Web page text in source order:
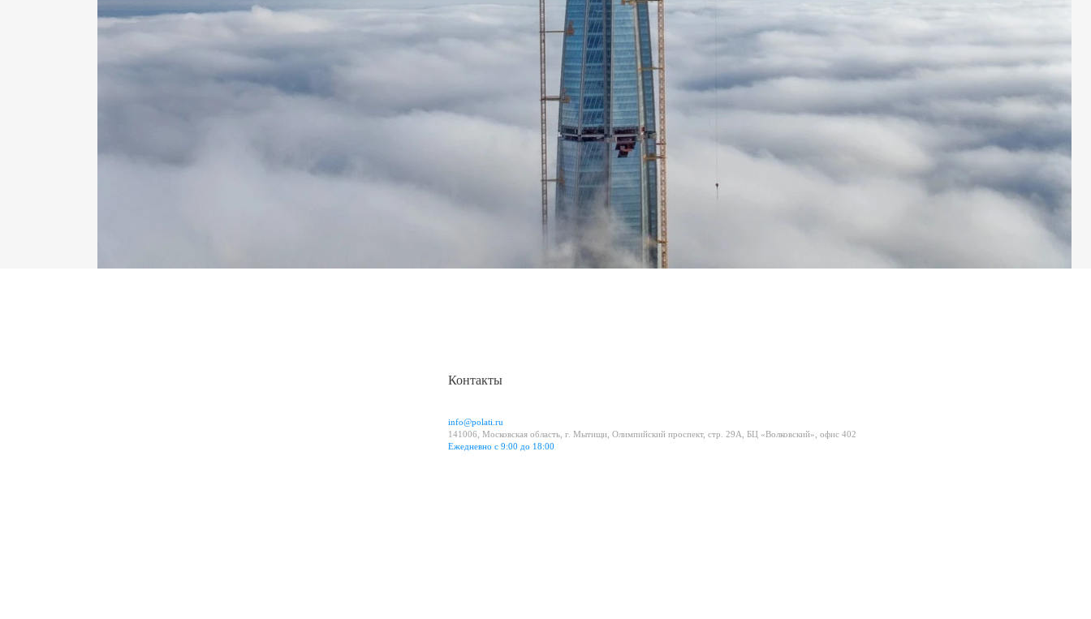
Контакты
info@polati.ru
141006, Московская область, г. Мытищи, Олимпийский проспект, стр. 29А, БЦ «Волковский», офис 402
Ежедневно с 9:00 до 18:00